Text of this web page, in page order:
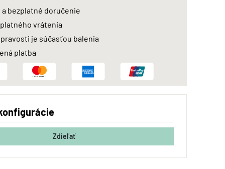
bezplatné doručenie
vrátenia
je súčasťou balenia
platba
Zdieľať